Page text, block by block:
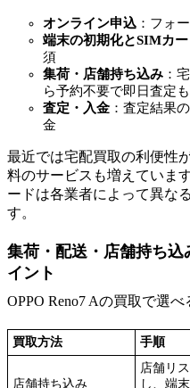
オンライン申込 ：フォ
端末の初期化とSIMカー
須
集荷・店舗持ち込み ：
ら予約不要で即日査定
査定・入金 ：査定結果
金
最近では宅配買取の利便性
料のサービスも増えていま
ードは各業者によって異な
す。
集荷・配送・店舗持ち
イント
OPPO Reno7 Aの買取で選
買取方法 手順
店舗持ち込み
店舗リ
し、端